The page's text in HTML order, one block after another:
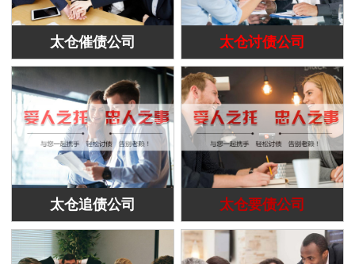
太仓催债公司 太仓讨债公司
太仓追债公司 太仓要债公司